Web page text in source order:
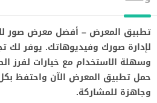
تطبيق المعرض – أفضل معرض صور
لإدارة صورك وفيديوهاتك. يوفر لك
وسهلة الاستخدام مع خيارات لفرز
حمل تطبيق المعرض الآن واحتفظ
وجاهزة للمشاركة.